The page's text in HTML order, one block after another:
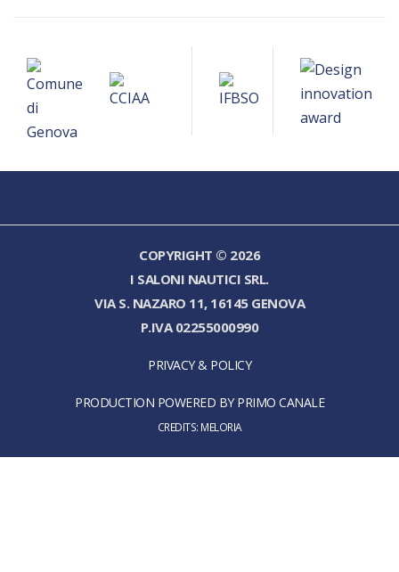
COPYRIGHT © 2026
I SALONI NAUTICI SRL.
VIA S. NAZARO 11, 16145 GENOVA
P.IVA 02255000990
PRIVACY & POLICY
PRODUCTION POWERED BY PRIMO CANALE
CREDITS: MELORIA